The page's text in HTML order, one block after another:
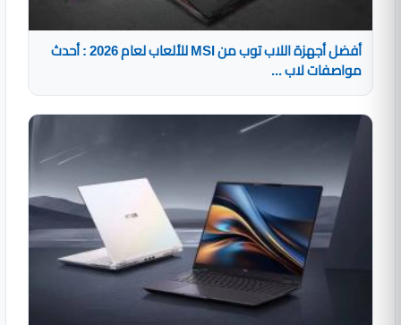
أفضل أجهزة اللاب توب من MSI للألعاب لعام 2026 : أحدث
مواصفات لاب ...